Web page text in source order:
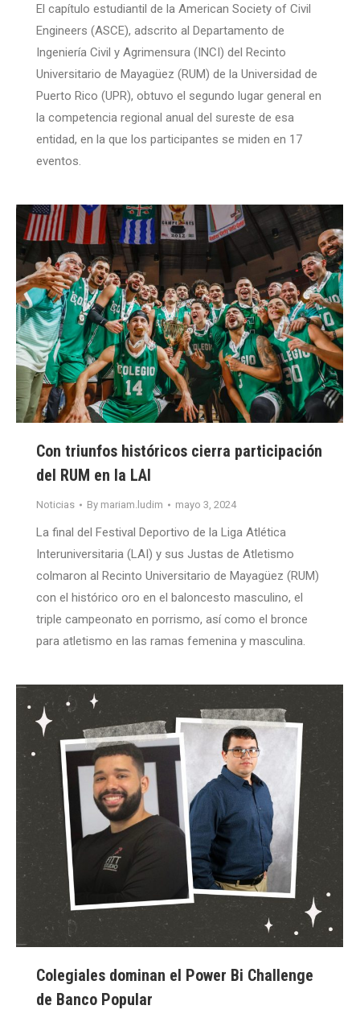
El capítulo estudiantil de la American Society of Civil
Engineers (ASCE), adscrito al Departamento de
Ingeniería Civil y Agrimensura (INCI) del Recinto
Universitario de Mayagüez (RUM) de la Universidad de
Puerto Rico (UPR), obtuvo el segundo lugar general en
la competencia regional anual del sureste de esa
entidad, en la que los participantes se miden en 17
eventos.
Con triunfos históricos cierra participación
del RUM en la LAI
Noticias By mariam.ludim mayo 3, 2024
La final del Festival Deportivo de la Liga Atlética
Interuniversitaria (LAI) y sus Justas de Atletismo
colmaron al Recinto Universitario de Mayagüez (RUM)
con el histórico oro en el baloncesto masculino, el
triple campeonato en porrismo, así como el bronce
para atletismo en las ramas femenina y masculina.
Colegiales dominan el Power Bi Challenge
de Banco Popular